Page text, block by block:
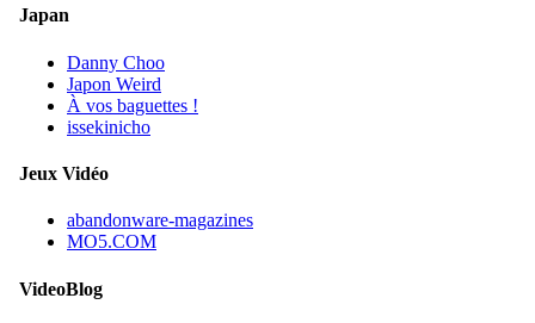
Japan
Danny Choo
Japon Weird
À vos baguettes !
issekinicho
Jeux Vidéo
abandonware-magazines
MO5.COM
VideoBlog